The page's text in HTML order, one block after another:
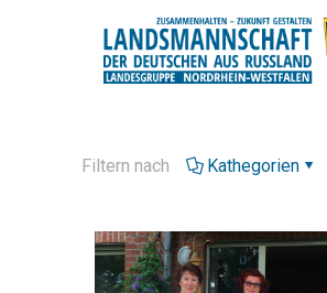
Filtern nach Kathegorien